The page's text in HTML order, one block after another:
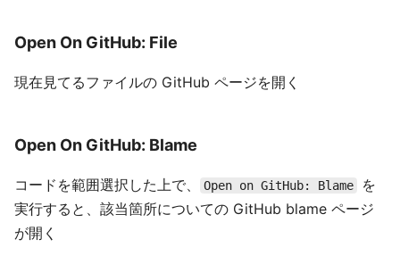
Open On GitHub: File
現在見てるファイルの GitHub ページを開く
Open On GitHub: Blame
コードを範囲選択した上で、 Open on GitHub: Blame
を
実行すると、該当箇所についての GitHub blame ページ
が開く